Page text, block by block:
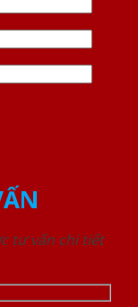
tư vấn chi tiết